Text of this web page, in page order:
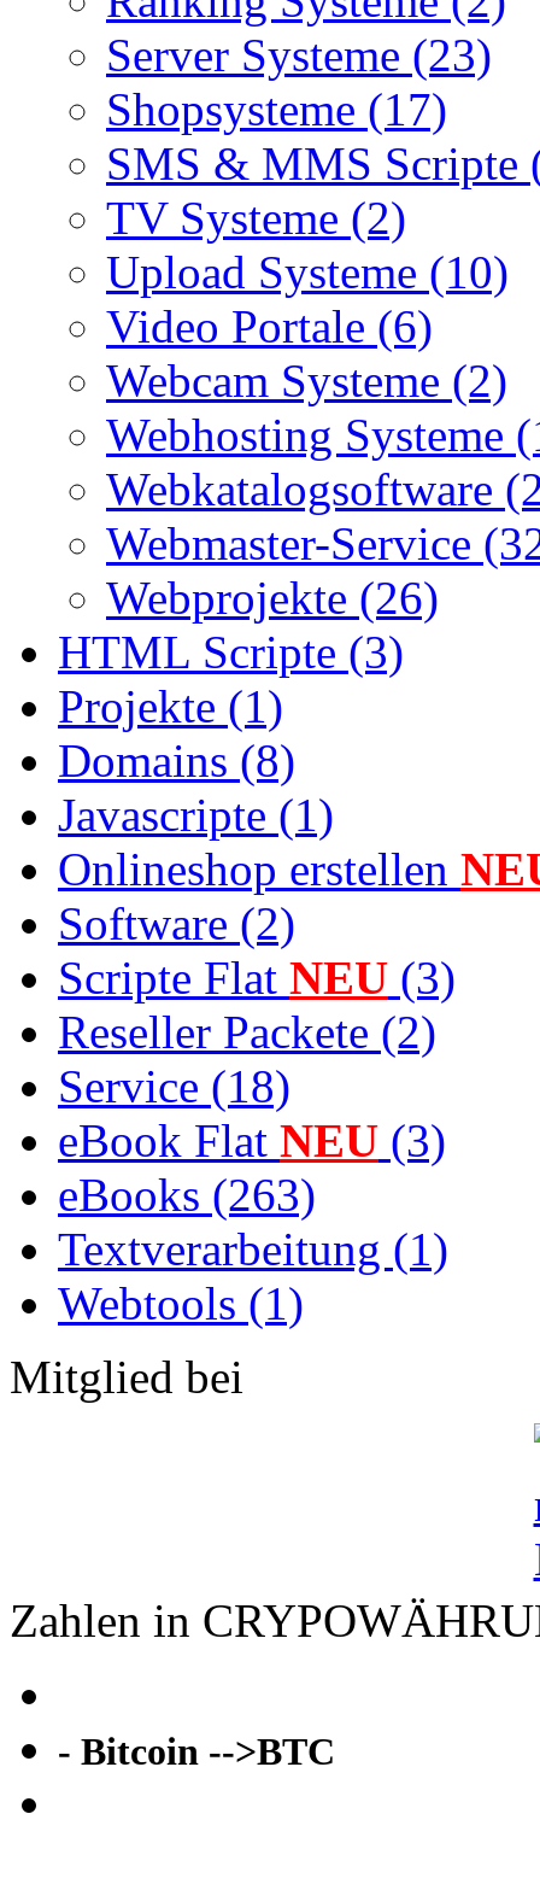
Server Systeme (23)
Shopsysteme (17)
SMS & MMS Scripte
TV Systeme (2)
Upload Systeme (10)
Video Portale (6)
Webcam Systeme (2)
Webhosting Systeme
Webkatalogsoftware
Webmaster-Service
Webprojekte (26)
HTML Scripte (3)
Projekte (1)
Domains (8)
Javascripte (1)
Onlineshop erstellen
Software (2)
Scripte Flat NEU (3)
Reseller Packete (2)
Service (18)
eBook Flat NEU (3)
eBooks (263)
Textverarbeitung (1)
Webtools (1)
Mitglied bei
Zahlen in
- Bitcoin -->BTC